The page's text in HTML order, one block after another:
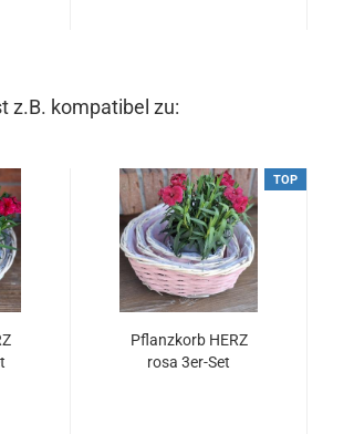
z.B. kompatibel zu:
TOP
Pflanzkorb HERZ
rosa 3er-Set